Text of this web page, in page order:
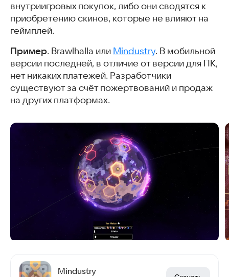
внутриигровых покупок, либо они сводятся к
приобретению скинов, которые не влияют на
геймплей.
Пример. Brawlhalla или Mindustry. В мобильной
версии последней, в отличие от версии для ПК,
нет никаких платежей. Разработчики
существуют за счёт пожертвований и продаж
на других платформах.
Mindustry